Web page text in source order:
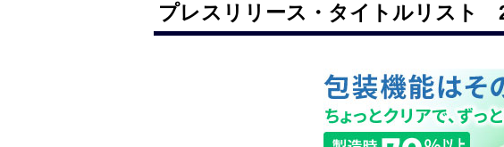
プレスリリース・タイトルリスト